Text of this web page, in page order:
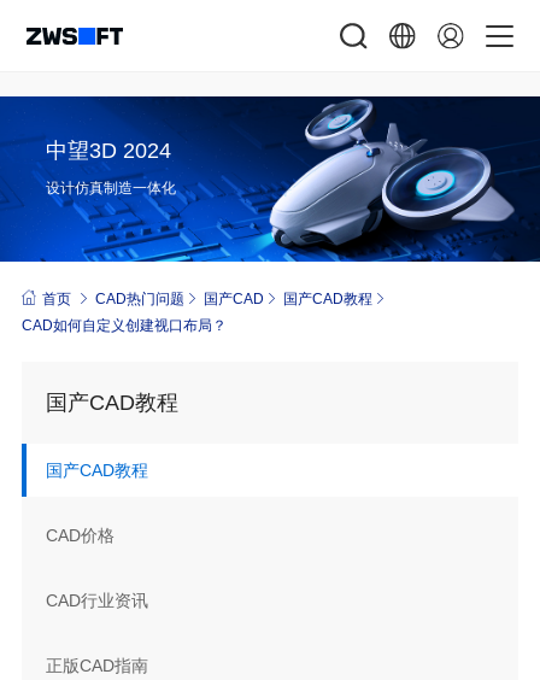
中望3D 2024
设计仿真制造一体化
首页 CAD热门问题 国产CAD
国产CAD教程
CAD如何自定义创建视口布局？
国产CAD教程
国产CAD教程
CAD价格
CAD行业资讯
正版CAD指南